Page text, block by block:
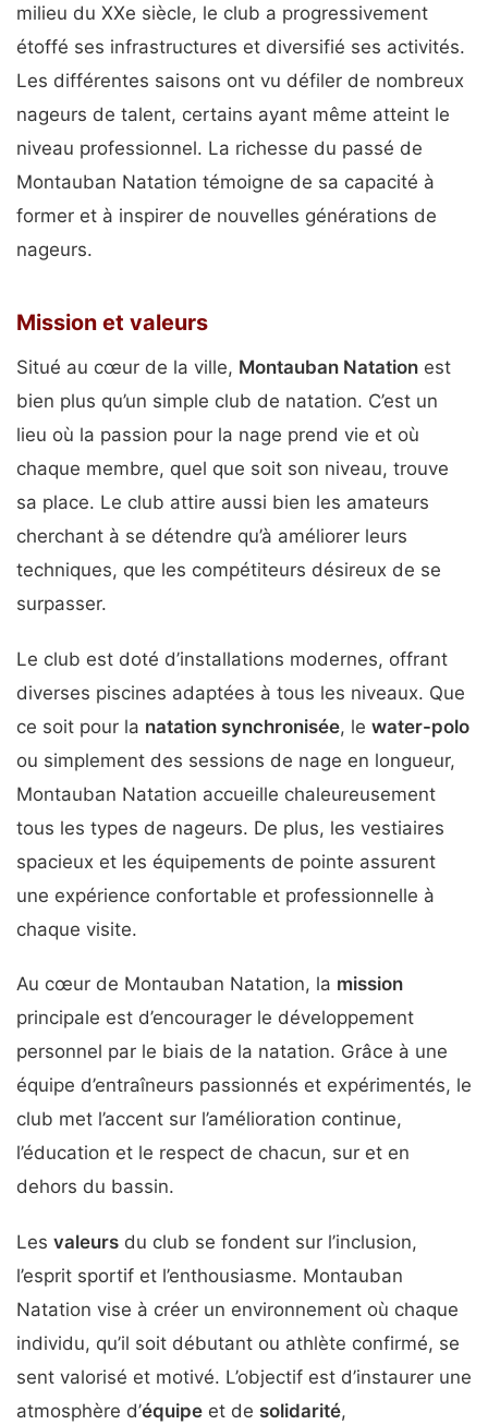
milieu du XXe siècle, le club a progressivement
étoffé ses infrastructures et diversifié ses activités.
Les différentes saisons ont vu défiler de nombreux
nageurs de talent, certains ayant même atteint le
niveau professionnel. La richesse du passé de
Montauban Natation témoigne de sa capacité à
former et à inspirer de nouvelles générations de
nageurs.
Mission et valeurs
Situé au cœur de la ville, Montauban Natation est
bien plus qu’un simple club de natation. C’est un
lieu où la passion pour la nage prend vie et où
chaque membre, quel que soit son niveau, trouve
sa place. Le club attire aussi bien les amateurs
cherchant à se détendre qu’à améliorer leurs
techniques, que les compétiteurs désireux de se
surpasser.
Le club est doté d’installations modernes, offrant
diverses piscines adaptées à tous les niveaux. Que
ce soit pour la natation synchronisée, le water-polo
ou simplement des sessions de nage en longueur,
Montauban Natation accueille chaleureusement
tous les types de nageurs. De plus, les vestiaires
spacieux et les équipements de pointe assurent
une expérience confortable et professionnelle à
chaque visite.
Au cœur de Montauban Natation, la mission
principale est d’encourager le développement
personnel par le biais de la natation. Grâce à une
équipe d’entraîneurs passionnés et expérimentés, le
club met l’accent sur l’amélioration continue,
l’éducation et le respect de chacun, sur et en
dehors du bassin.
Les valeurs du club se fondent sur l’inclusion,
l’esprit sportif et l’enthousiasme. Montauban
Natation vise à créer un environnement où chaque
individu, qu’il soit débutant ou athlète confirmé, se
sent valorisé et motivé. L’objectif est d’instaurer une
atmosphère d’équipe et de solidarité,